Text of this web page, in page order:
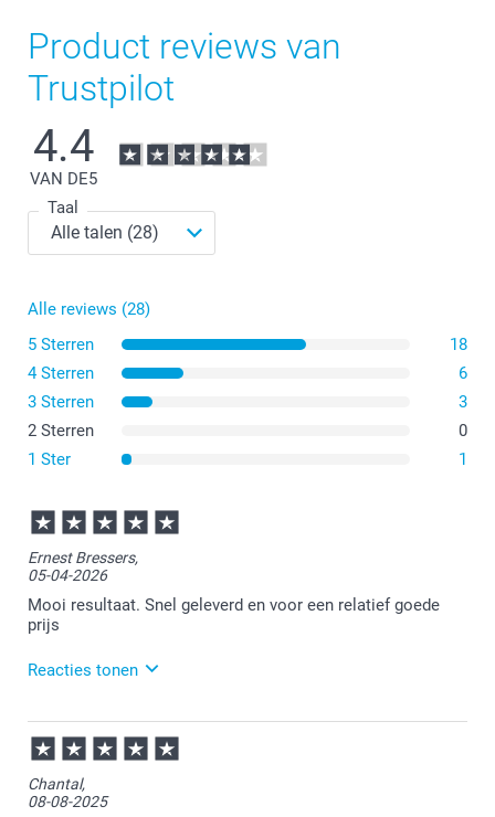
Product reviews van
Trustpilot
4.4
VAN DE5
Taal
Alle reviews (28)
5 Sterren
18
4 Sterren
6
3 Sterren
3
2 Sterren
0
1 Ster
1
Ernest Bressers,
05-04-2026
Mooi resultaat. Snel geleverd en voor een relatief goede
prijs
Reacties tonen
07-04-2026
15:16
Bedankt voor je bericht.
Veel plezier van de bloempot!
Chantal,
08-08-2025